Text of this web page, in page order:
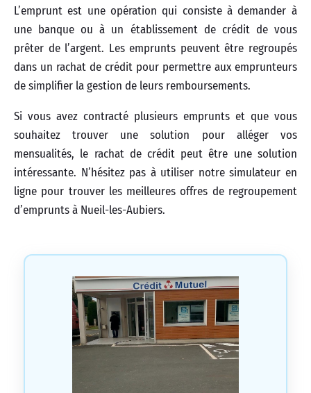
L’emprunt est une opération qui consiste à demander à
une banque ou à un établissement de crédit de vous
prêter de l’argent. Les emprunts peuvent être regroupés
dans un rachat de crédit pour permettre aux emprunteurs
de simplifier la gestion de leurs remboursements.
Si vous avez contracté plusieurs emprunts et que vous
souhaitez trouver une solution pour alléger vos
mensualités, le rachat de crédit peut être une solution
intéressante. N’hésitez pas à utiliser notre simulateur en
ligne pour trouver les meilleures offres de regroupement
d’emprunts à Nueil-les-Aubiers.